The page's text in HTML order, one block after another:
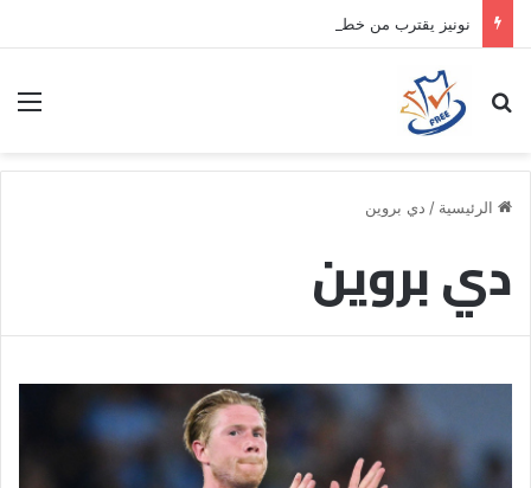
نونيز يقترب من خطوة جديدة بموافقة الهلال
بحث عن
الرئيسية / دي بروين
دي بروين